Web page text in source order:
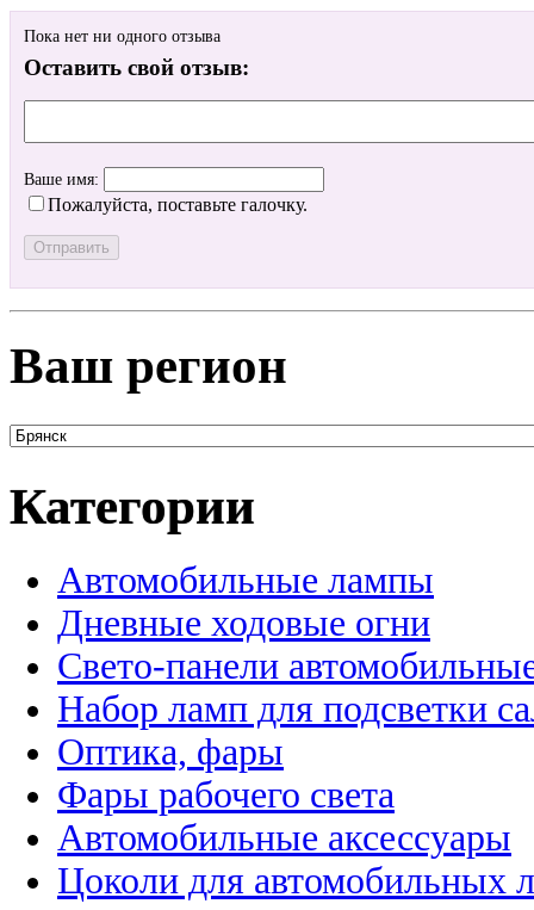
Пока нет ни одного отзыва
Оставить свой отзыв:
Ваше имя:
Пожалуйста, поставьте галочку.
Ваш регион
Категории
Автомобильные лампы
Дневные ходовые огни
Свето-панели
Набор ламп для подсветки
Оптика, фары
Фары рабочего света
Автомобильные аксессуары
Цоколи для автомобильных